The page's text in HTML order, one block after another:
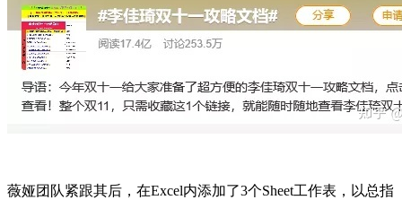
薇娅团队紧跟其后，在Excel内添加了3个Sheet工作表，以总指